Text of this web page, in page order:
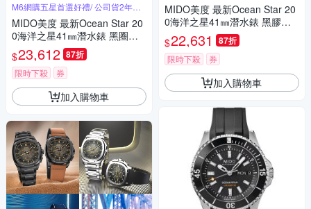
M6網購五星首選好禮/ 公司貨2年保
MIDO美度 最新Ocean Star 20
0海洋之星41㎜潛水錶 黑圈白
面 M6(M0269301101100)
$23,612 87折
限時下殺 券
加入購物車
MIDO美度 最新Ocean Star 20
0海洋之星41㎜潛水錶 黑膠錶
帶 M6(M0269301705100)
$22,631 87折
限時下殺 券
加入購物車